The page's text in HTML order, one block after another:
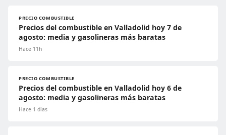
PRECIO COMBUSTIBLE
Precios del combustible en Valladolid hoy 7 de
agosto: media y gasolineras más baratas
Hace 11h
PRECIO COMBUSTIBLE
Precios del combustible en Valladolid hoy 6 de
agosto: media y gasolineras más baratas
Hace 1 días